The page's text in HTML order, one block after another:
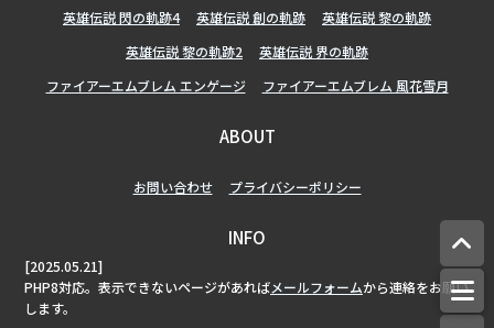
英雄伝説 閃の軌跡4
英雄伝説 創の軌跡
英雄伝説 黎の軌跡
英雄伝説 黎の軌跡2
英雄伝説 界の軌跡
ファイアーエムブレム エンゲージ
ファイアーエムブレム 風花雪月
ABOUT
お問い合わせ プライバシーポリシー
INFO
[2025.05.21]
PHP8対応。表示できないページがあればメールフォームから連絡をお願い
します。